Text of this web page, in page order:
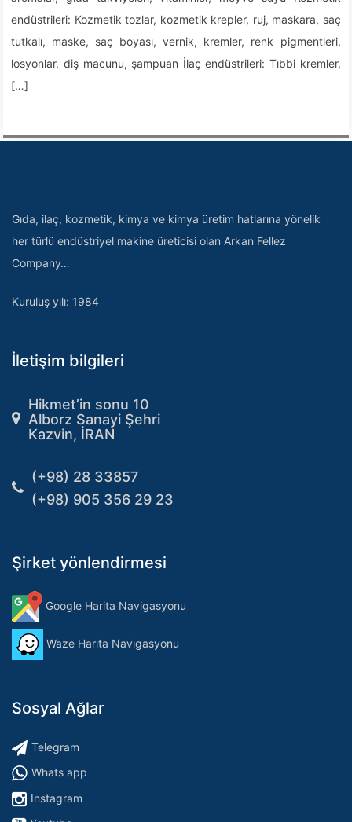
endüstrileri: Kozmetik tozlar, kozmetik krepler, ruj, maskara, saç
tutkalı, maske, saç boyası, vernik, kremler, renk pigmentleri,
losyonlar, diş macunu, şampuan İlaç endüstrileri: Tıbbi kremler,
[…]
Gıda, ilaç, kozmetik, kimya ve kimya üretim hatlarına yönelik
her türlü endüstriyel makine üreticisi olan Arkan Fellez
Company…
Kuruluş yılı: 1984
İletişim bilgileri
Hikmet’in sonu 10
Alborz Sanayi Şehri
Kazvin, İRAN
(+98) 28 33857
(+98) 905 356 29 23
Şirket yönlendirmesi
Google Harita Navigasyonu
Waze Harita Navigasyonu
Sosyal Ağlar
Telegram
Whats app
Instagram